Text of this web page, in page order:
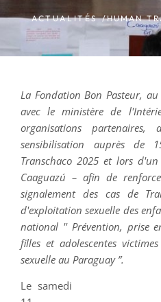
ACTUALITÉS /HUMAN
La Fondation Bon Pasteur,
avec le ministère de
organisations
sensibilisation auprès de
Transchaco 2025 et lors
Caaguazú – afin de
signalement des cas de
d'exploitation sexuelle des
national '' Prévention, prise
filles et adolescentes
sexuelle au Paraguay ”.
Le samedi